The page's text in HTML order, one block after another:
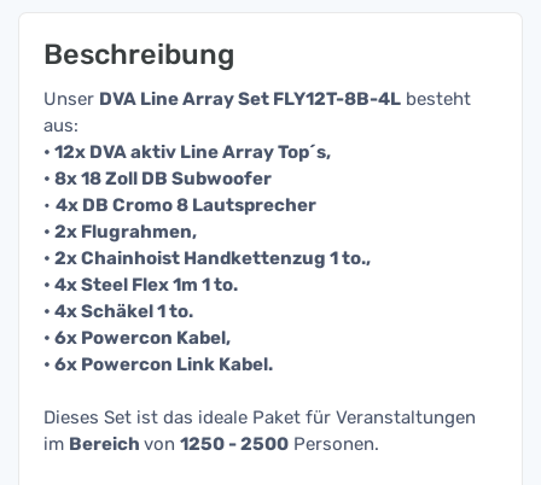
Beschreibung
Unser DVA Line Array Set FLY12T-8B-4L besteht
aus:
• 12x DVA aktiv Line Array Top´s,
• 8x 18 Zoll DB Subwoofer
• 4x DB Cromo 8 Lautsprecher
• 2x Flugrahmen,
• 2x Chainhoist Handkettenzug 1 to.,
• 4x Steel Flex 1m 1 to.
• 4x Schäkel 1 to.
• 6x Powercon Kabel,
• 6x Powercon Link Kabel.
Dieses Set ist das ideale Paket für Veranstaltungen
im Bereich von 1250 - 2500 Personen.